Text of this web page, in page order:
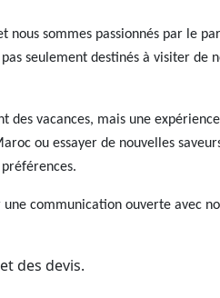
sommes passionnés par le
seulement destinés à visiter de
des vacances, mais une expérience
ou essayer de nouvelles
communication ouverte avec
des devis.